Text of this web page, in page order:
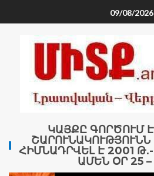
09/08/2026
ԿԱՅՔԸ ԳՈՐԾՈՒՄ Է
ՇԱՐՈՒՆԱԿՈՒԹՅՈՒՆՆ
ՀԻՄՆԱԴՐՎԵԼ Է 2001
ԱՄԵՆ ՕՐ 25